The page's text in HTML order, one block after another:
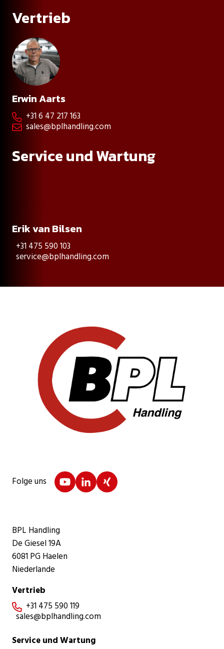
Vertrieb
Erwin Aarts
 +31 6 47 217 163
 sales@bplhandling.com
Service und Wartung
Erik van Bilsen
+31 475 590 103
service@bplhandling.com
Folge uns
BPL Handling
De Giesel 19A
6081 PG Haelen
Niederlande
Vertrieb
 +31 475 590 119
sales@bplhandling.com
Service und Wartung